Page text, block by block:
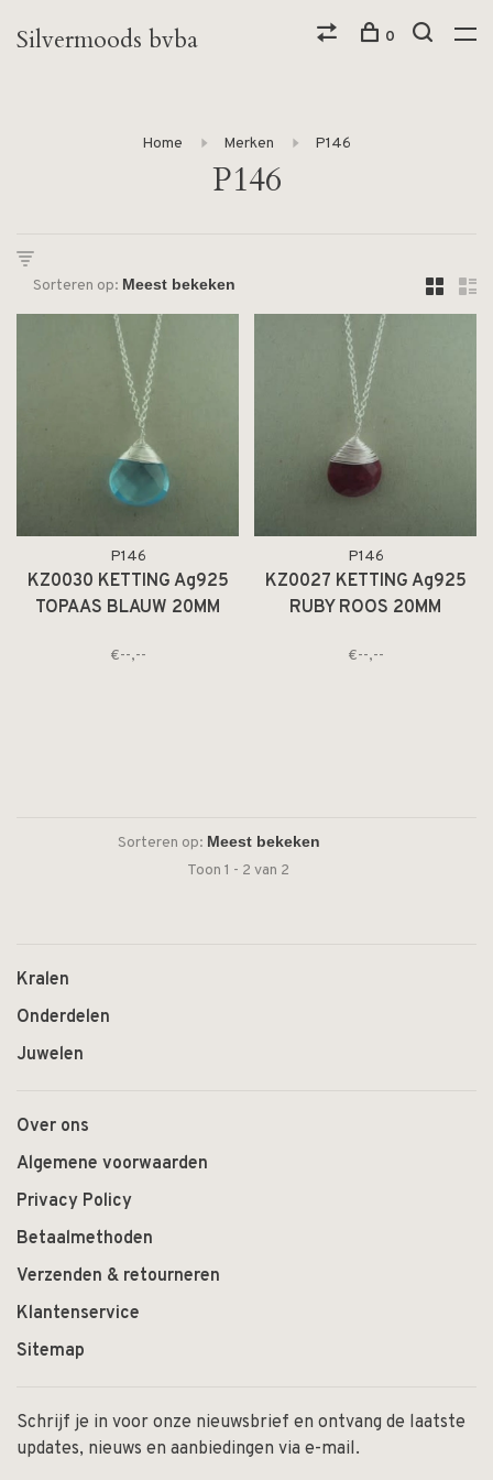
Silvermoods bvba 0
Home Merken P146
P146
Sorteren op:
P146
KZ0030 KETTING Ag925
TOPAAS BLAUW 20MM
€--,--
P146
KZ0027 KETTING Ag925
RUBY ROOS 20MM
€--,--
Sorteren op:
Toon 1 - 2 van 2
Kralen
Onderdelen
Juwelen
Over ons
Algemene voorwaarden
Privacy Policy
Betaalmethoden
Verzenden & retourneren
Klantenservice
Sitemap
Schrijf je in voor onze nieuwsbrief en ontvang de laatste
updates, nieuws en aanbiedingen via e-mail.